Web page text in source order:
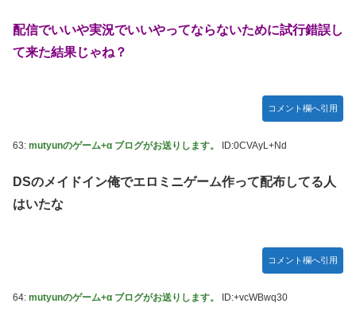
配信でいいや実況でいいやってならないために試行錯誤し
て来た結果じゃね？
コメント欄へ引用
63: mutyunのゲーム+α ブログがお送りします。 ID:0CVAyL+Nd
DSのメイドイン俺でエロミニゲーム作って配布してる人
はいたな
コメント欄へ引用
64: mutyunのゲーム+α ブログがお送りします。 ID:+vcWBwq30